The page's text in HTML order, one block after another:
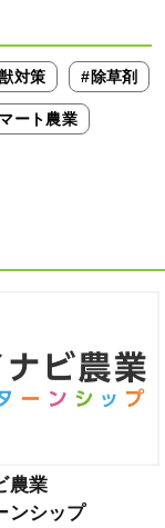
対策 #除草剤
ート農業
農業
ンシップ